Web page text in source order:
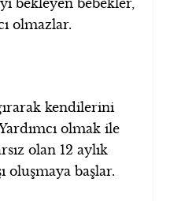
olmazlar.
kendilerini
olmak ile
olan 12 aylık
oluşmaya başlar.